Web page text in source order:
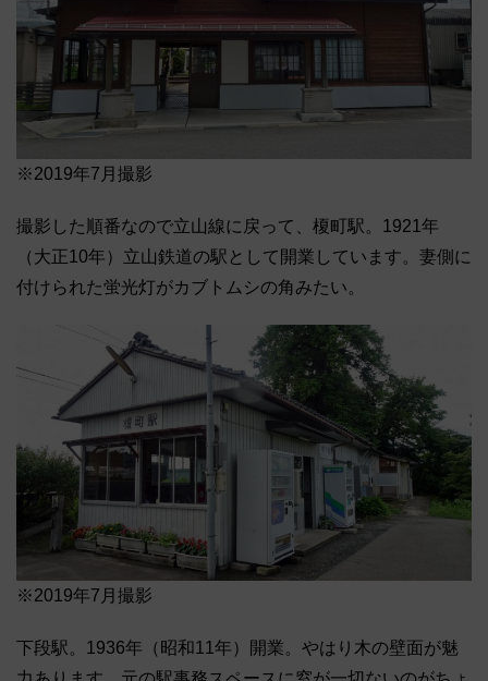
※2019年7月撮影
撮影した順番なので立山線に戻って、榎町駅。1921年
（大正10年）立山鉄道の駅として開業しています。妻側に
付けられた蛍光灯がカブトムシの角みたい。
※2019年7月撮影
下段駅。1936年（昭和11年）開業。やはり木の壁面が魅